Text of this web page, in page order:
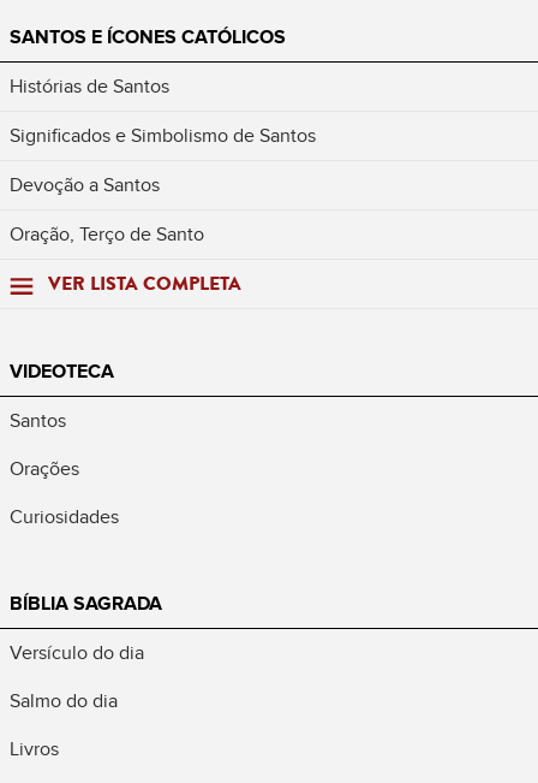
SANTOS E ÍCONES CATÓLICOS
Histórias de Santos
Significados e Simbolismo de Santos
Devoção a Santos
Oração, Terço de Santo
VER LISTA COMPLETA
VIDEOTECA
Santos
Orações
Curiosidades
BÍBLIA SAGRADA
Versículo do dia
Salmo do dia
Livros